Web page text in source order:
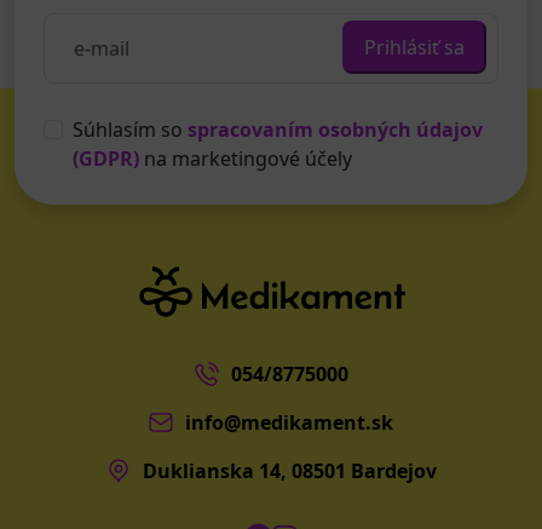
Prihlásiť sa
Súhlasím so spracovaním osobných údajov
(GDPR) na marketingové účely
054/8775000
info@medikament.sk
Duklianska 14, 08501 Bardejov